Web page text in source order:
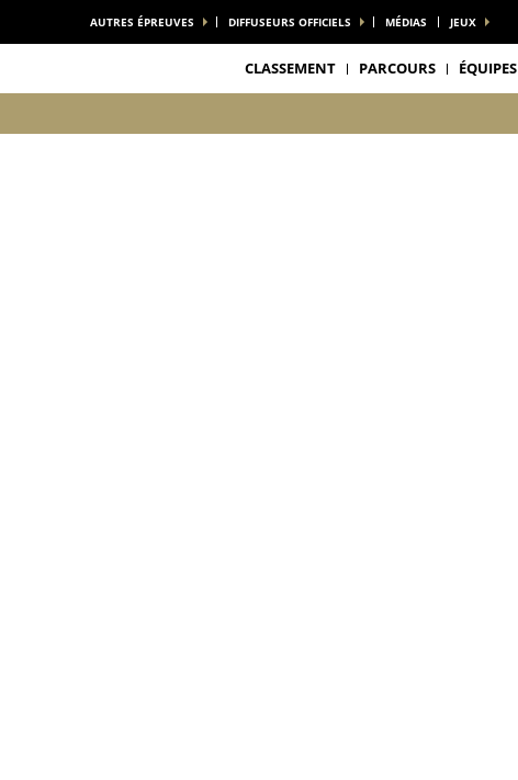
AUTRES ÉPREUVES DIFFUSEURS OFFICIELS MÉDIAS JEUX
CLASSEMENT PARCOURS ÉQUIPES